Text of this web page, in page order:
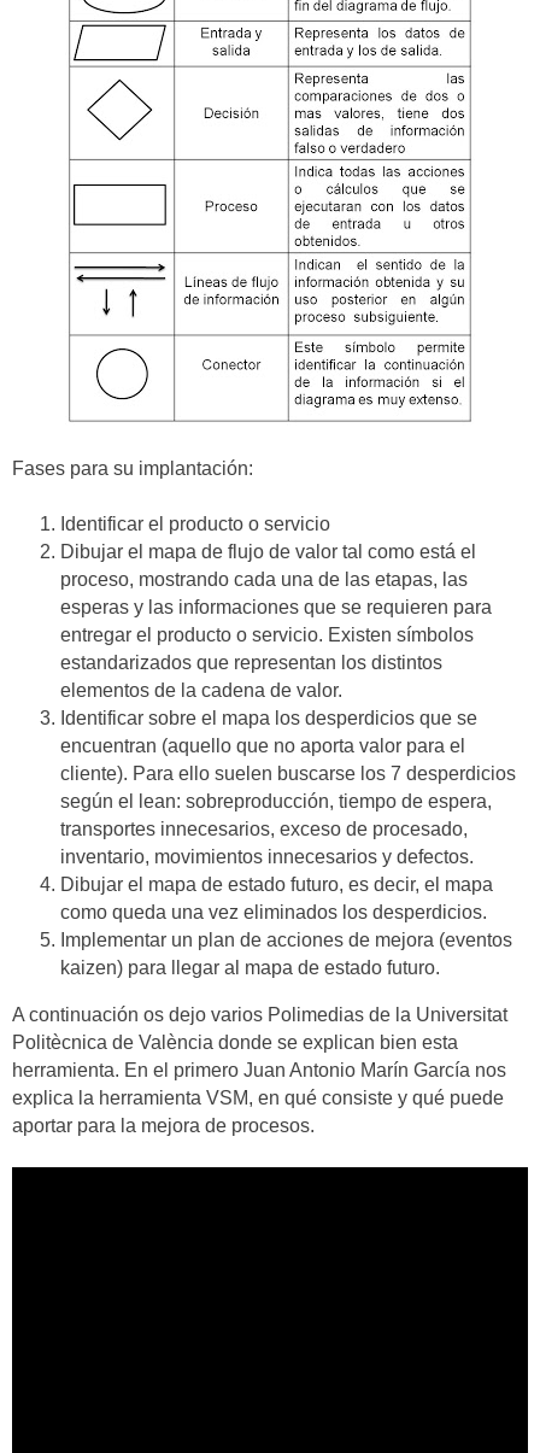
Fases para su implantación:
Identificar el producto o servicio
Dibujar el mapa de flujo de valor tal como está el
proceso, mostrando cada una de las etapas, las
esperas y las informaciones que se requieren para
entregar el producto o servicio. Existen símbolos
estandarizados que representan los distintos
elementos de la cadena de valor.
Identificar sobre el mapa los desperdicios que se
encuentran (aquello que no aporta valor para el
cliente). Para ello suelen buscarse los 7 desperdicios
según el lean: sobreproducción, tiempo de espera,
transportes innecesarios, exceso de procesado,
inventario, movimientos innecesarios y defectos.
Dibujar el mapa de estado futuro, es decir, el mapa
como queda una vez eliminados los desperdicios.
Implementar un plan de acciones de mejora (eventos
kaizen) para llegar al mapa de estado futuro.
A continuación os dejo varios Polimedias de la Universitat
Politècnica de València donde se explican bien esta
herramienta. En el primero Juan Antonio Marín García nos
explica la herramienta VSM, en qué consiste y qué puede
aportar para la mejora de procesos.